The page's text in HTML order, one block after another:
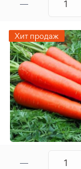
Хит продаж